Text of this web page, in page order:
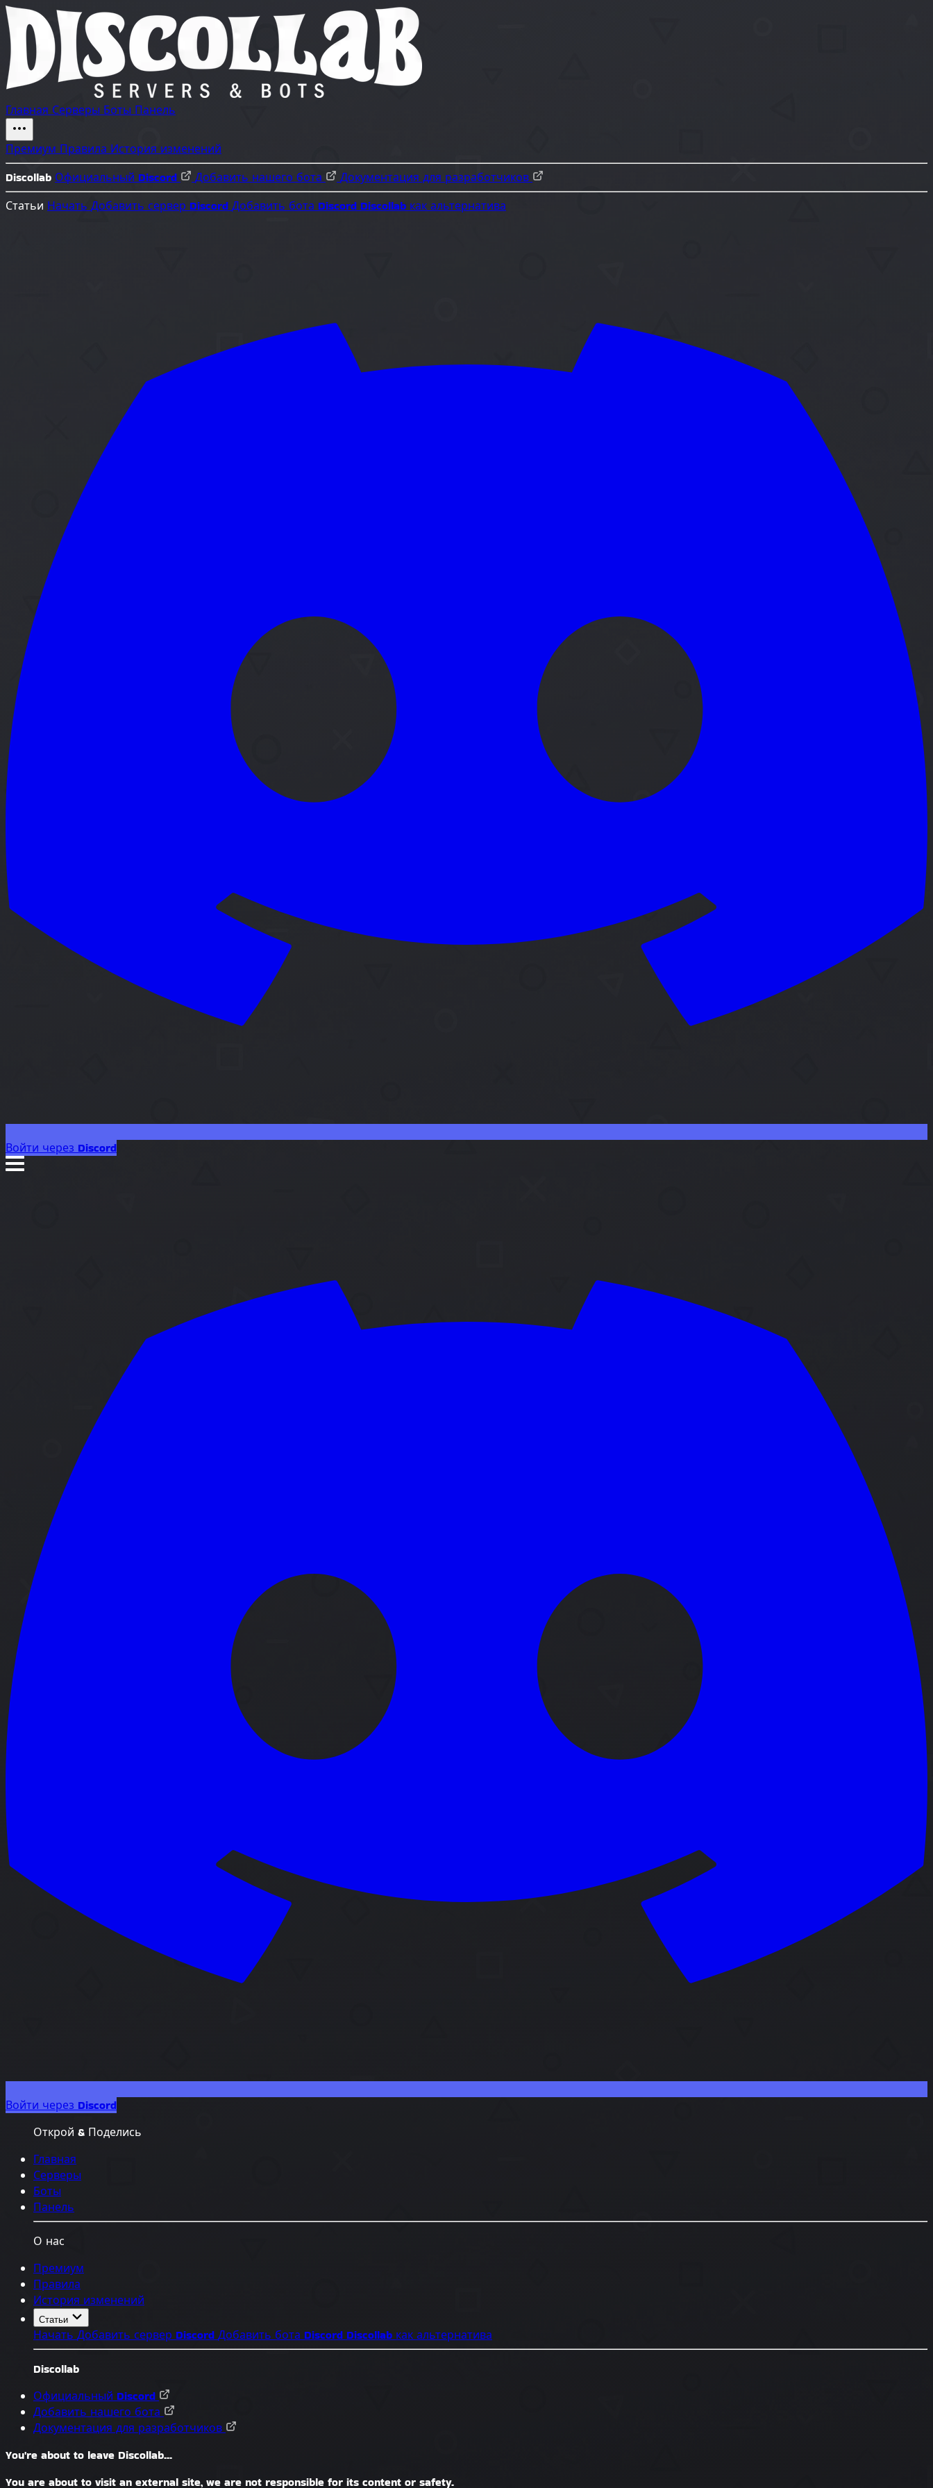
Главная Серверы Боты Панель
Премиум Правила История изменений
Discollab Официальный Discord Добавить нашего бота
Документация для разработчиков
Статьи Начать Добавить сервер Discord Добавить бота Discord Discollab как альтернатива
Войти через Discord
Войти через Discord
Открой & Поделись
Главная
Серверы
Боты
Панель
О нас
Премиум
Правила
История изменений
Статьи
Начать Добавить сервер Discord Добавить бота Discord Discollab как альтернатива
Discollab
Официальный Discord
Добавить нашего бота
Документация для разработчиков
You're about to leave Discollab...
You are about to visit an external site, we are not responsible for its content or safety.